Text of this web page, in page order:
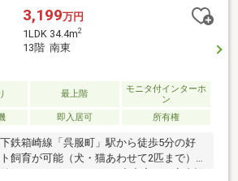
3,199万円
1LDK 34.4m2
13階 南東
最上階
モニタ付インターホ
ン
即入居可 所有権
鉄箱崎線「呉服町」駅から徒歩5分の好
飼育が可能（犬・猫あわせて2匹まで）
スペース（WIC＆SIC）◇充実した室内設